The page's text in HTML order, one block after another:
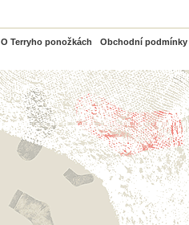
O Terryho ponožkách Obchodní podmínky
PayPal